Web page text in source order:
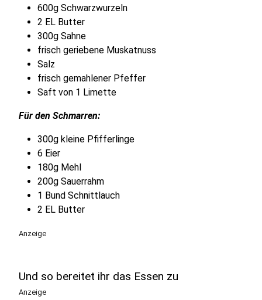
600g Schwarzwurzeln
2 EL Butter
300g Sahne
frisch geriebene Muskatnuss
Salz
frisch gemahlener Pfeffer
Saft von 1 Limette
Für den Schmarren:
300g kleine Pfifferlinge
6 Eier
180g Mehl
200g Sauerrahm
1 Bund Schnittlauch
2 EL Butter
Anzeige
Und so bereitet ihr das Essen zu
Anzeige